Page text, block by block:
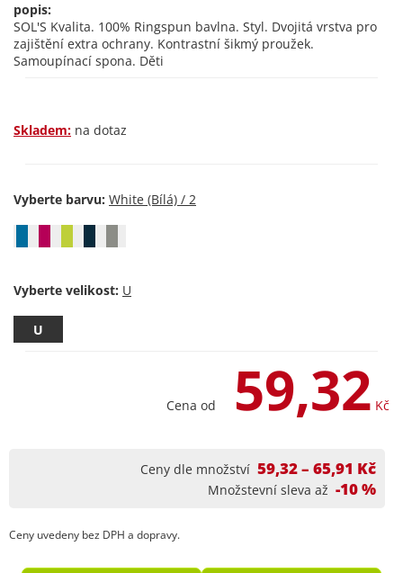
popis:
SOL'S Kvalita. 100% Ringspun bavlna. Styl. Dvojitá vrstva pro
zajištění extra ochrany. Kontrastní šikmý proužek.
Samoupínací spona. Děti
Skladem: na dotaz
Vyberte barvu:
Vyberte velikost:
U
Cena od 59,32 Kč
Ceny dle množství 59,32 – 65,91 Kč
Množstevní sleva až -10 %
Ceny uvedeny bez DPH a dopravy.